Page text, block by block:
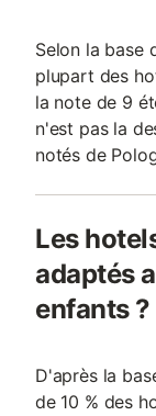
Selon la base
plupart des
la note de 9
n'est pas la
notés de
Les
adaptés
enfants ?
D'après la
de 10 % des